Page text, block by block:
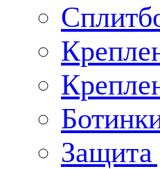
Защита